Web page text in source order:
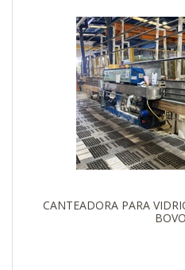
CANTEADORA PARA